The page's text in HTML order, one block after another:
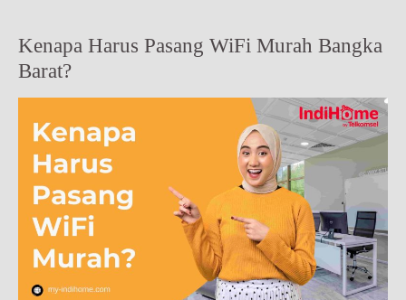
Kenapa Harus Pasang WiFi Murah Bangka
Barat?